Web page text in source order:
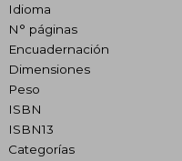
Idioma
N° páginas
Encuadernación
Dimensiones
Peso
ISBN
ISBN13
Categorías